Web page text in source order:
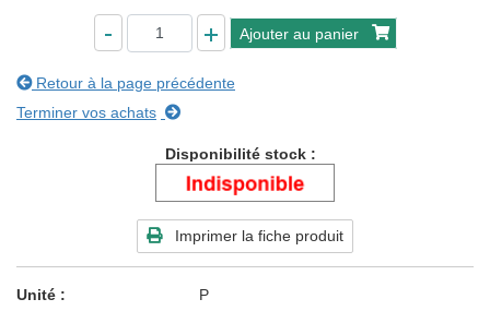
Ajouter au panier
Retour à la page précédente
Terminer vos achats
Disponibilité stock
Imprimer la fiche produit
Unité
P